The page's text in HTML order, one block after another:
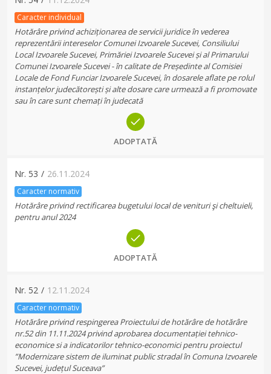
Caracter individual
Hotărâre privind achiziționarea de servicii juridice în vederea
reprezentării intereselor Comunei Izvoarele Sucevei, Consiliului
Local Izvoarele Sucevei, Primăriei Izvoarele Sucevei și al Primarului
Comunei Izvoarele Sucevei - în calitate de Președinte al Comisiei
Locale de Fond Funciar Izvoarele Sucevei, în dosarele aflate pe rolul
instanțelor judecătorești și alte dosare care urmează a fi promovate
sau în care sunt chemați în judecată
ADOPTATĂ
Nr. 53 / 26.11.2024
Caracter normativ
Hotărâre privind rectificarea bugetului local de venituri şi cheltuieli,
pentru anul 2024
ADOPTATĂ
Nr. 52 / 12.11.2024
Caracter normativ
Hotărâre privind respingerea Proiectului de hotărâre de hotărâre
nr.52 din 11.11.2024 privind aprobarea documentației tehnico-
economice si a indicatorilor tehnico-economici pentru proiectul
”Modernizare sistem de iluminat public stradal în Comuna Izvoarele
Sucevei, județul Suceava”